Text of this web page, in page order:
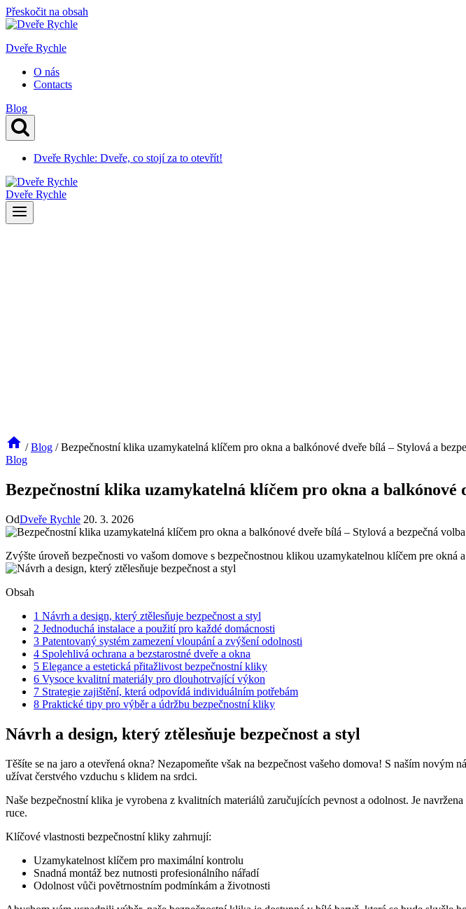
Přeskočit na obsah
Dveře Rychle
O nás
Contacts
Blog
Dveře Rychle: Dveře, co stojí za to otevřít!
Dveře Rychle
/ Blog / Bezpečnostní klika uzamykatelná klíčem pro okna a balkónové dveře bílá – Stylová a
Blog
Bezpečnostní klika uzamykatelná klíčem pro okna a balkónové
OdDveře Rychle 20. 3. 2026
Zvýšte úroveň bezpečnosti vo vašom domove s bezpečnostnou klikou uzamykatelnou klíčem pre⁢
Obsah
1 Návrh a design, který ztělesňuje bezpečnost a styl
2 Jednoduchá instalace a použití pro každé ⁣domácnosti
3 Patentovaný systém⁢ zamezení vloupání a zvýšení odolnosti
4 Spolehlivá⁢ ochrana‌ a‌ bezstarostné‍ dveře a okna
5 Elegance a estetická přitažlivost bezpečnostní kliky
6 Vysoce kvalitní materiály pro dlouhotrvající ‍výkon
7 Strategie zajištění, která odpovídá individuálním potřebám
8 Praktické tipy pro výběr a údržbu bezpečnostní kliky
Návrh a design, který ztělesňuje bezpečnost a styl
Těšíte se na jaro a otevřená ⁢okna? Nezapomeňte ⁤však na bezpečnost vašeho domova! S naším
užívat čerstvého vzduchu s⁣ klidem ‌na srdci. ​
Naše bezpečnostní‌ klika je vyrobena ⁢z kvalitních materiálů zaručujících pevnost a odolnost. Je
ruce.
Klíčové vlastnosti bezpečnostní kliky zahrnují:
Uzamykatelnost ⁤klíčem pro maximální kontrolu
Snadná montáž ‌bez nutnosti profesionálního nářadí
Odolnost vůči‍ povětrnostním podmínkám a životnosti